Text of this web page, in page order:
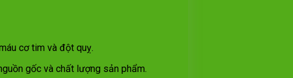
cơ tim và đột quỵ.
gốc và chất lượng sản phẩm.